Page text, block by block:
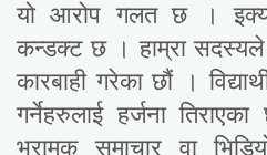
यो आरोप गलत छ ।
कन्डक्ट छ । हाम्रा
कारबाही गरेका छौं ।
गर्नेहरुलाई हर्जना
भ्रामक समाचार वा